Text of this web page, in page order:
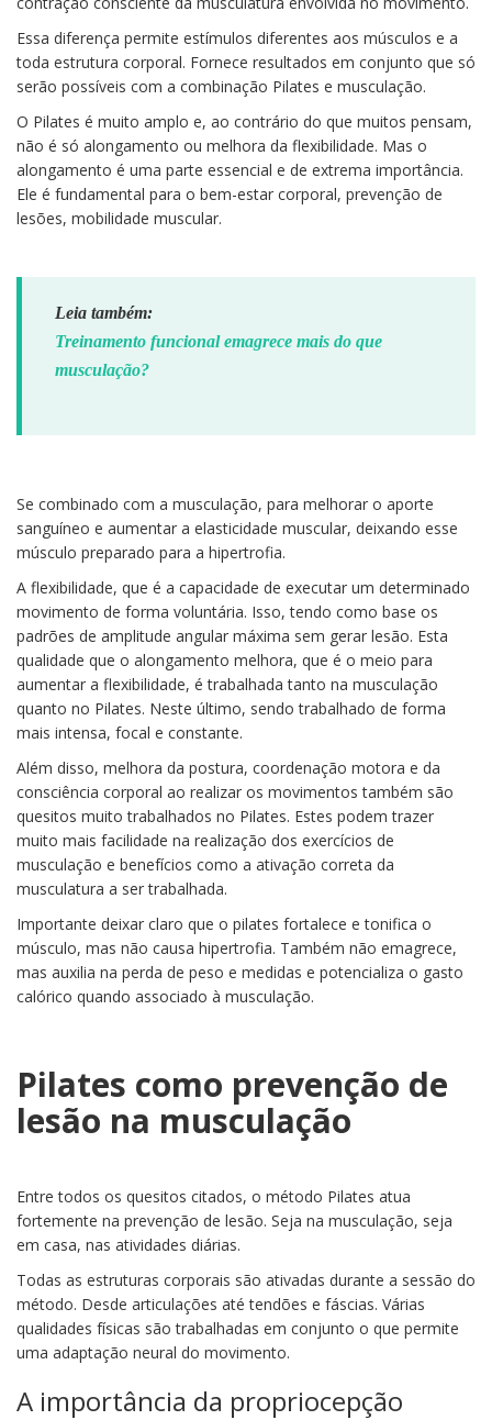
Essa diferença permite estímulos diferentes aos músculos e a
toda estrutura corporal. Fornece resultados em conjunto que só
serão possíveis com a combinação Pilates e musculação.
O Pilates é muito amplo e, ao contrário do que muitos pensam,
não é só alongamento ou melhora da flexibilidade. Mas o
alongamento é uma parte essencial e de extrema importância.
Ele é fundamental para o bem-estar corporal, prevenção de
lesões, mobilidade muscular.
Leia também:
Treinamento funcional emagrece mais do que
musculação?
Se combinado com a musculação, para melhorar o aporte
sanguíneo e aumentar a elasticidade muscular, deixando esse
músculo preparado para a hipertrofia.
A flexibilidade, que é a capacidade de executar um determinado
movimento de forma voluntária. Isso, tendo como base os
padrões de amplitude angular máxima sem gerar lesão. Esta
qualidade que o alongamento melhora, que é o meio para
aumentar a flexibilidade, é trabalhada tanto na musculação
quanto no Pilates. Neste último, sendo trabalhado de forma
mais intensa, focal e constante.
Além disso, melhora da postura, coordenação motora e da
consciência corporal ao realizar os movimentos também são
quesitos muito trabalhados no Pilates. Estes podem trazer
muito mais facilidade na realização dos exercícios de
musculação e benefícios como a ativação correta da
musculatura a ser trabalhada.
Importante deixar claro que o pilates fortalece e tonifica o
músculo, mas não causa hipertrofia. Também não emagrece,
mas auxilia na perda de peso e medidas e potencializa o gasto
calórico quando associado à musculação.
Pilates como prevenção de
lesão na musculação
Entre todos os quesitos citados, o método Pilates atua
fortemente na prevenção de lesão. Seja na musculação, seja
em casa, nas atividades diárias.
Todas as estruturas corporais são ativadas durante a sessão do
método. Desde articulações até tendões e fáscias. Várias
qualidades físicas são trabalhadas em conjunto o que permite
uma adaptação neural do movimento.
A importância da propriocepção